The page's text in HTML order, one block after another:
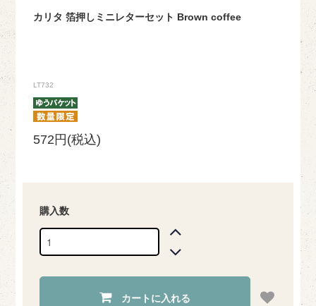
カリタ 箔押しミニレターセット Brown coffee
LT732
572円(税込)
購入数
カートに入れる